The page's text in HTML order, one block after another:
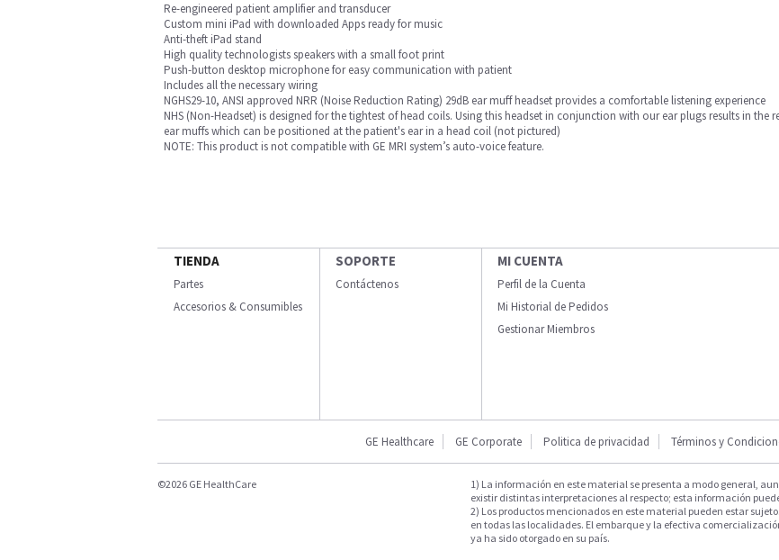
Re-engineered patient amplifier and transducer
Custom mini iPad with downloaded Apps ready for music
Anti-theft iPad stand
High quality technologists speakers with a small foot print
Push-button desktop microphone for easy communication with patient
Includes all the necessary wiring
NGHS29-10, ANSI approved NRR (Noise Reduction Rating) 29dB ear muff headset provides a comfortable listening experience
NHS (Non-Headset) is designed for the tightest of head coils. Using this headset in conjunction with our ear plugs results in the
ear muffs which can be positioned at the patient's ear in a head coil (not pictured)
NOTE: This product is not compatible with GE MRI system’s auto-voice feature.
TIENDA
Partes
Accesorios & Consumibles
SOPORTE
Contáctenos
MI CUENTA
Perfil de la Cuenta
Mi Historial de Pedidos
Gestionar Miembros
GE Healthcare GE Corporate Politica de privacidad Términos y
©2026 GE HealthCare
1) La información en este material se presenta a modo general,
existir distintas interpretaciones al respecto; esta información
2) Los productos mencionados en este material pueden estar
en todas las localidades. El embarque y la efectiva
ya ha sido otorgado en su país.